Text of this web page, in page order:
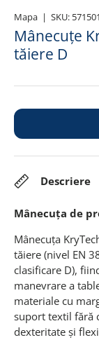
Mapa | SKU:
Mânecuțe
tăiere D
Descriere
Mânecuța de
Mânecuța
tăiere (nivel EN
clasificare D),
manevrare a
materiale cu
suport textil fără
dexteritate și